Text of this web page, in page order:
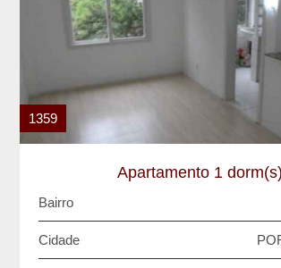
1359
Apartamento 1 dorm(s)
Bairro
Cidade